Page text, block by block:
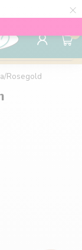
×
0
Rosegold